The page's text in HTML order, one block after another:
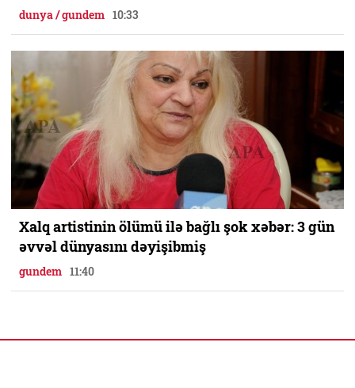
dunya / gundem 10:33
Xalq artistinin ölümü ilə bağlı şok xəbər: 3 gün
əvvəl dünyasını dəyişibmiş
gundem 11:40